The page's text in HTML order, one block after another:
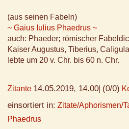
(aus seinen Fabeln)
~ Gaius Iulius Phaedrus ~
auch: Phaeder; römischer
Kaiser Augustus, Tiberius,
lebte um 20 v. Chr. bis 60 n. Chr.
Zitante 14.05.2019, 14.00 (0/0)
einsortiert in: Zitate/Aphorismen/
Phaedrus